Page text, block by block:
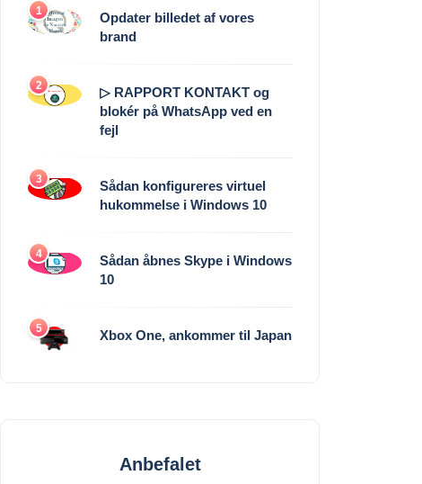
1
Opdater billedet af vores
brand
2
▷ RAPPORT KONTAKT og
blokér på WhatsApp ved en
fejl
3
Sådan konfigureres virtuel
hukommelse i Windows 10
4
Sådan åbnes Skype i Windows
10
5 Xbox One, ankommer til Japan
Anbefalet